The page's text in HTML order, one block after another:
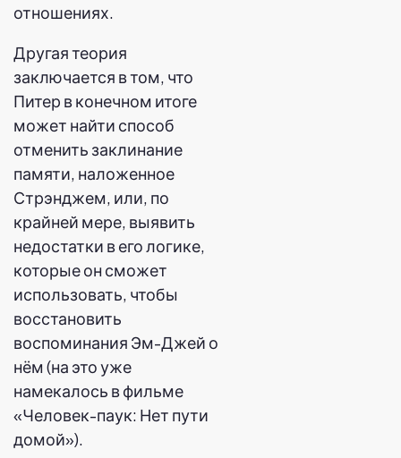
отношениях.
Другая теория
заключается в том, что
Питер в конечном итоге
может найти способ
отменить заклинание
памяти, наложенное
Стрэнджем, или, по
крайней мере, выявить
недостатки в его логике,
которые он сможет
использовать, чтобы
восстановить
воспоминания Эм-Джей о
нём (на это уже
намекалось в фильме
«Человек-паук: Нет пути
домой»).